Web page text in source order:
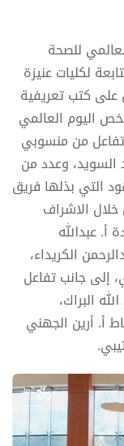
للصحة
لكليات عنيزة
على كتب تعريفية
اليوم العالمي
من منسوبي
السويد، وعدد من
التي بذلها فريق
الاشراف
أ. عبدالله
الكريداء،
إلى جانب تفاعل
البراك،
أ. أرين الجهني